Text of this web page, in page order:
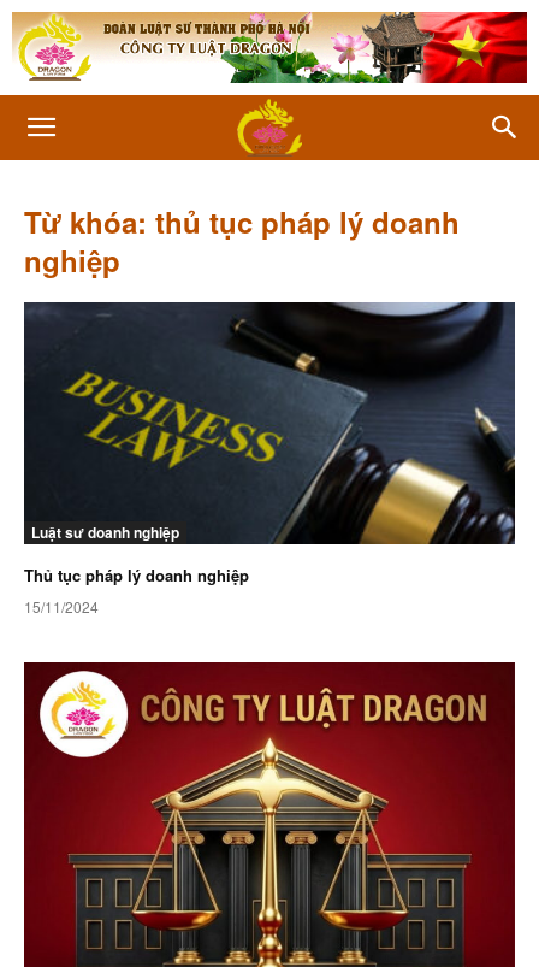
Từ khóa: thủ tục pháp lý doanh
nghiệp
Luật sư doanh nghiệp
Thủ tục pháp lý doanh nghiệp
15/11/2024